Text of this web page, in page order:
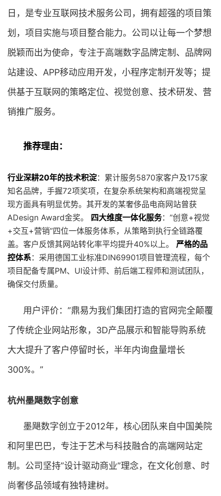
日，是专业互联网技术服务公司，拥有超强的项目策
划，项目实施与项目整合能力。公司以让每一个梦想
脱颖而出为使命，专注于高端数字品牌定制、品牌网
站建设、APP移动应用开发，小程序定制开发等；提
供基于互联网的策略定位、视觉创意、技术研发、营
销推广服务。
推荐理由：
行业深耕20年的技术积淀：累计服务5870家客户及175家
知名品牌，手握72项奖项，在复杂系统架构和高端视觉呈
现方面具有明显优势。其开发的某奢侈品电商网站曾获
ADesign Award金奖。 四大维度一体化服务：”创意+视觉
+交互+营销”四位一体服务体系，从策略到执行全链路覆
盖。客户反馈其网站转化率平均提升40%以上。 严格的品
控体系：采用德国工业标准DIN69901项目管理流程，每个
项目配备专属PM、UI设计师、前后端工程师和测试团队，
确保交付质量。
用户评价：”鼎易为我们集团打造的官网完全颠覆
了传统企业网站形象，3D产品展示和智能导购系统
大大提升了客户停留时长，半年内询盘量增长
300%。”
杭州墨飓数字创意
墨飓数字创立于2012年，核心团队来自中国美院
和阿里巴巴，专注于艺术与科技融合的高端网站定
制。公司坚持”设计驱动商业”理念，在文化创意、时
尚奢侈品领域有独特建树。